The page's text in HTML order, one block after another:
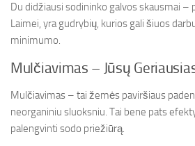
Du didžiausi sodininko galvos skausmai –
Laimei, yra gudrybių, kurios gali šiuos
minimumo.
Mulčiavimas – Jūsų
Mulčiavimas – tai žemės paviršiaus
neorganiniu sluoksniu. Tai bene pats
palengvinti sodo priežiūrą.